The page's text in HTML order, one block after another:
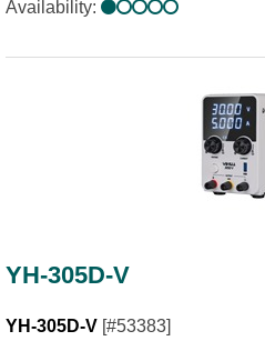
Availability:
YH-305D-V
YH-305D-V [#53383]